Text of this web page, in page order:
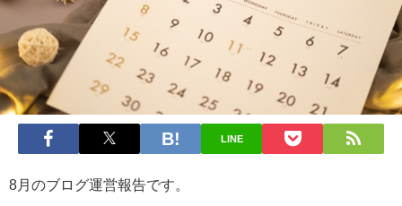
LINE
8月のブログ運営報告です。